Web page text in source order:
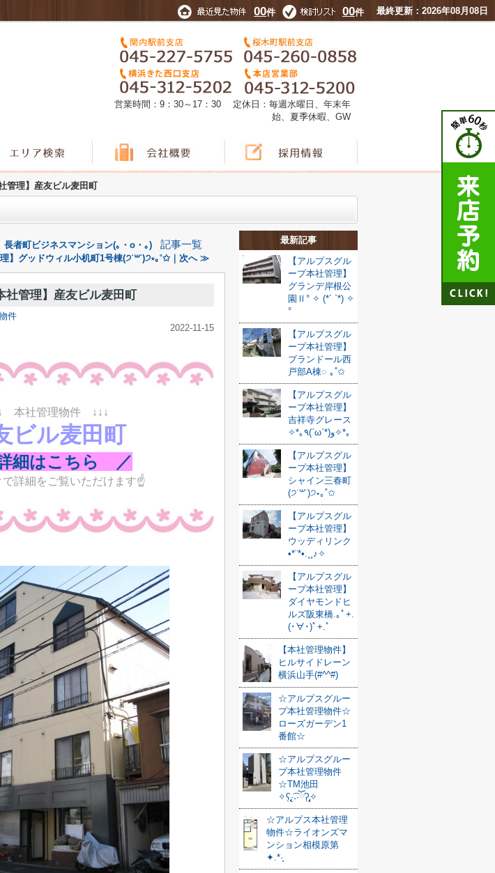
00件 00件 最終更新：2026年08月08日
営業時間：9：30～17：30 定休日：毎週水曜日、年末年
始、夏季休暇、GW
管理】産友ビル麦田町
者町ビジネスマンション(｡・o・｡) 記事一覧
】グッドウィル小机町1号棟(੭˙꒳​˙)੭⋆｡˚✩｜次へ ≫
社管理】産友ビル麦田町
件
2022-11-15
本社管理物件 ↓ ↓ ↓
ビル麦田町
細はこちら ／
詳細をご覧いただけます☝
最新記事
【アルプスグル
ープ本社管理】
グランデ岸根公
園Ⅱ° ✧ (*´ `*) ✧
°
【アルプスグル
ープ本社管理】
プランドール西
戸部A棟◌ ｡˚✩
【アルプスグル
ープ本社管理】
吉祥寺グレース
✧*｡٩(ˊωˋ*)و✧*｡
【アルプスグル
ープ本社管理】
シャイン三春町
(੭˙꒳​˙)੭⋆｡˚✩
【アルプスグル
ープ本社管理】
ウッディリンク
•*¨*•.¸¸♪✧
【アルプスグル
ープ本社管理】
ダイヤモンドヒ
ルズ阪東橋.｡ﾟ+.
(･∀･)ﾟ+.ﾟ
【本社管理物件】
ヒルサイドレーン
横浜山手(#^^#)
☆アルプスグルー
プ本社管理物件☆
ローズガーデン1
番館☆
☆アルプスグルー
プ本社管理物件
☆TM池田
✧ʕ̢̣̣̣̣̩̩̩̩·͡˔·ོɁ̡̣̣̣̣̩̩̩̩✧
☆アルプス本社管理
物件☆ライオンズマ
ンション相模原第
✦.*·̩͙